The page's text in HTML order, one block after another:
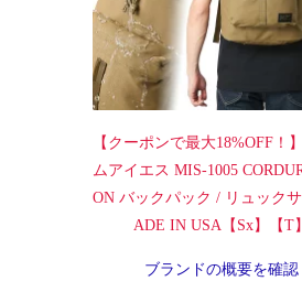
【クーポンで最大18%OFF！
ムアイエス MIS-1005
ON バックパック / リュック
ADE IN USA【Sx】【T】
ブランドの概要を確認